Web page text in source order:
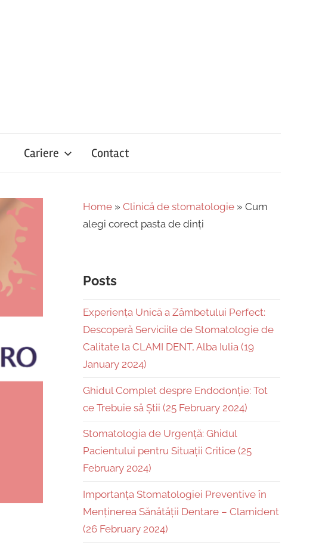
Cariere Contact
Home » Clinică de stomatologie » Cum
alegi corect pasta de dinți
Posts
Experiența Unică a Zâmbetului Perfect:
Descoperă Serviciile de Stomatologie de
Calitate la CLAMI DENT, Alba Iulia (19
January 2024)
Ghidul Complet despre Endodonție: Tot
ce Trebuie să Știi (25 February 2024)
Stomatologia de Urgență: Ghidul
Pacientului pentru Situații Critice (25
February 2024)
Importanța Stomatologiei Preventive în
Menținerea Sănătății Dentare – Clamident
(26 February 2024)